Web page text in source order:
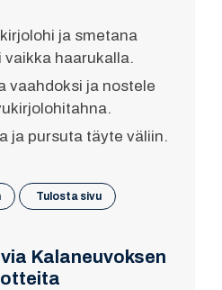
ja smetana
vaikka haarukalla.
vaahdoksi ja nostele
ja pursuta täyte väliin.
Tulosta sivu
Kalaneuvoksen